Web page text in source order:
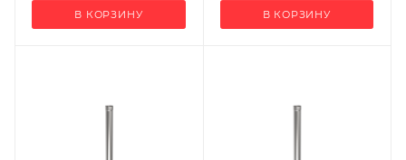
В КОРЗИНУ В КОРЗИНУ